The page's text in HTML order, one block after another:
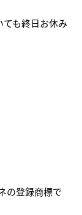
も終日お休み
の登録商標で